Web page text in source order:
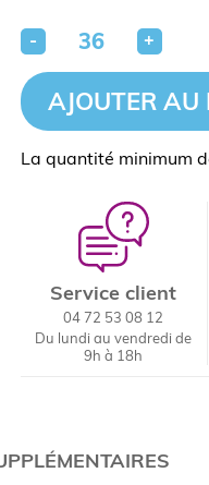
- +
AJOUTER AU
La quantité minimum
Service client
04 72 53 08 12
Du lundi au vendredi de
9h à 18h